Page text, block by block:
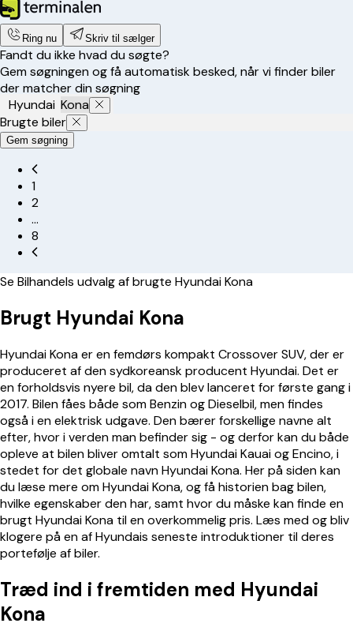
Ring nu Skriv til sælger
Fandt du ikke hvad du søgte?
Gem søgningen og få automatisk besked, når vi finder biler
der matcher din søgning
Hyundai Kona
Brugte biler
Gem søgning
1
2
…
8
Se Bilhandels udvalg af brugte Hyundai Kona
Brugt Hyundai Kona
Hyundai Kona er en femdørs kompakt Crossover SUV, der er
produceret af den sydkoreansk producent Hyundai. Det er
en forholdsvis nyere bil, da den blev lanceret for første gang i
2017. Bilen fåes både som Benzin og Dieselbil, men findes
også i en elektrisk udgave. Den bærer forskellige navne alt
efter, hvor i verden man befinder sig - og derfor kan du både
opleve at bilen bliver omtalt som Hyundai Kauai og Encino, i
stedet for det globale navn Hyundai Kona. Her på siden kan
du læse mere om Hyundai Kona, og få historien bag bilen,
hvilke egenskaber den har, samt hvor du måske kan finde en
brugt Hyundai Kona til en overkommelig pris. Læs med og bliv
klogere på en af Hyundais seneste introduktioner til deres
portefølje af biler.
Træd ind i fremtiden med Hyundai
Kona